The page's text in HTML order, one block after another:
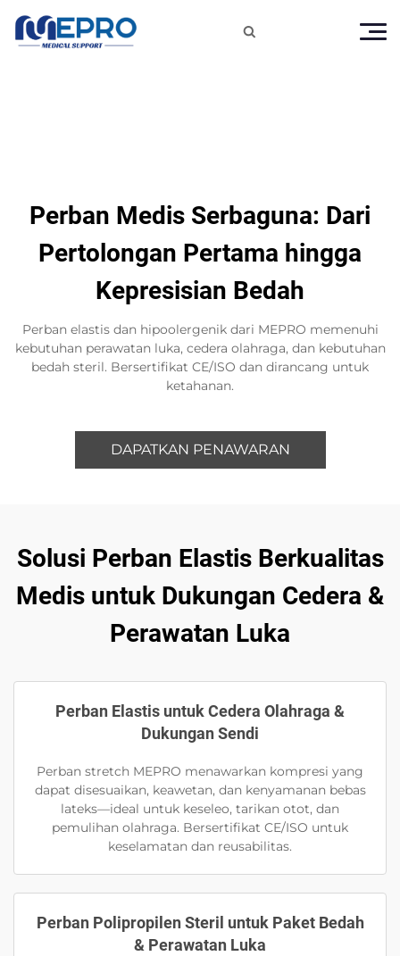

Perban Medis Serbaguna: Dari
Pertolongan Pertama hingga
Kepresisian Bedah
Perban elastis dan hipoolergenik dari MEPRO memenuhi
kebutuhan perawatan luka, cedera olahraga, dan kebutuhan
bedah steril. Bersertifikat CE/ISO dan dirancang untuk
ketahanan.
DAPATKAN PENAWARAN
Solusi Perban Elastis Berkualitas
Medis untuk Dukungan Cedera &
Perawatan Luka
Perban Elastis untuk Cedera Olahraga &
Dukungan Sendi
Perban stretch MEPRO menawarkan kompresi yang
dapat disesuaikan, keawetan, dan kenyamanan bebas
lateks—ideal untuk keseleo, tarikan otot, dan
pemulihan olahraga. Bersertifikat CE/ISO untuk
keselamatan dan reusabilitas.
Perban Polipropilen Steril untuk Paket Bedah
& Perawatan Luka